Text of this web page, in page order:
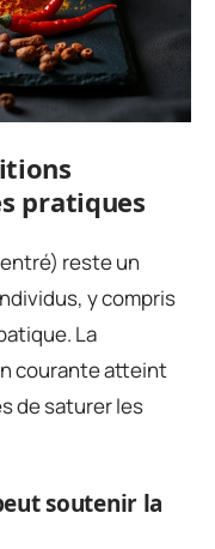
pratiques
reste un
y compris
La
courante atteint
de saturer les
soutenir la